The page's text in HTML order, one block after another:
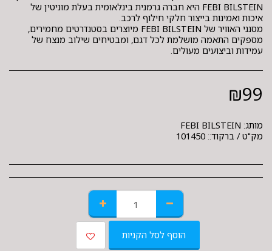
FEBI BILSTEIN היא חברה גרמנית בינלאומית בעלת מוניטין של
מסנני האוויר של FEBI BILSTEIN מיוצרים בסטנדרטים מחמירים,
מספקים התאמה מושלמת לכל דגם, ומבטיחים שילוב מנצח של
עמידות וביצועים מעולים.
₪99
מותג: FEBI BILSTEIN
מק"ט / ברקוד:: 101450
הוסף לסל הקניות